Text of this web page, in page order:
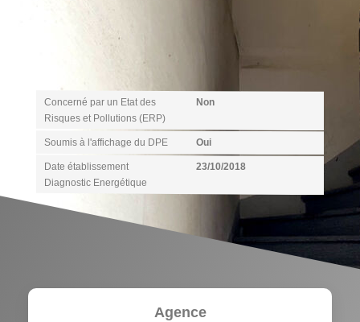
Concerné par un Etat des
Risques et Pollutions (ERP)
Non
Soumis à l'affichage du DPE Oui
Date établissement
Diagnostic Energétique
23/10/2018
Agence